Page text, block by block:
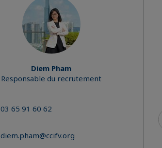
Diem Pham
Responsable du recrutement
03 65 91 60 62
diem.pham@ccifv.org